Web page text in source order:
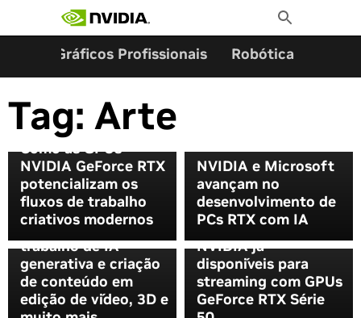
Toggle
Search
Gráficos Profissionais Robótica
Tag: Arte
Como as GPUs
NVIDIA GeForce RTX
potencializam os
fluxos de trabalho
criativos modernos
NVIDIA e Microsoft
avançam no
desenvolvimento de
PCs RTX com IA
Chamando todos os
criadores: a GPU
GeForce RTX 5070 Ti
acelera os fluxos de
trabalho de IA
generativa e criação
de conteúdo em
edição de vídeo, 3D e
Luz, câmera, ação:
Novos recursos de IA
para livestream
NVIDIA já
disponíveis para
streaming com GPUs
GeForce RTX Série
Desenvolvidos para a